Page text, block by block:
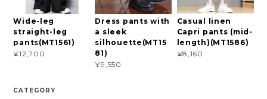
Wide-leg
straight-leg
pants(MT1561)
¥12,700
Dress pants with
a sleek
silhouette(MT15
81)
¥9,550
Casual linen
Capri pants (mid-
length)(MT1586)
¥8,160
CATEGORY